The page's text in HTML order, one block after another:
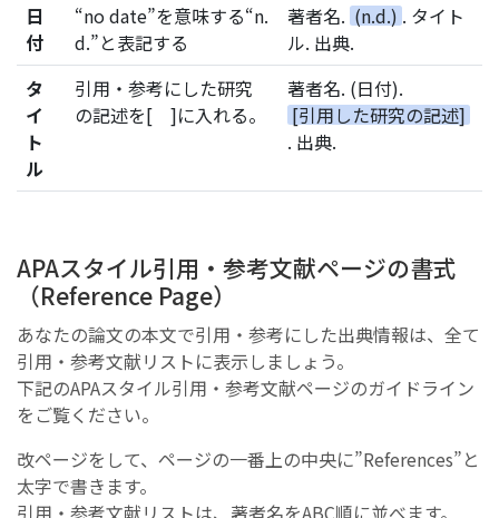
日
付
“no date”を意味する“n.
d.”と表記する
著者名. (n.d.) . タイト
ル. 出典.
タ
イ
ト
ル
引用・参考にした研究
の記述を[ ]に入れる。
著者名. (日付).
[引用した研究の記述]
. 出典.
APAスタイル引用・参考文献ページの書式
（Reference Page）
あなたの論文の本文で引用・参考にした出典情報は、全て
引用・参考文献リストに表示しましょう。
下記のAPAスタイル引用・参考文献ページのガイドライン
をご覧ください。
改ページをして、ページの一番上の中央に”References”と
太字で書きます。